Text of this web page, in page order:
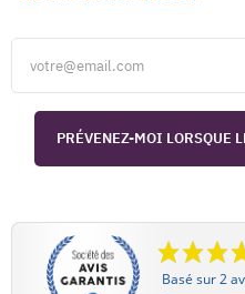
PRÉVENEZ-MOI LORSQUE
Basé sur 2